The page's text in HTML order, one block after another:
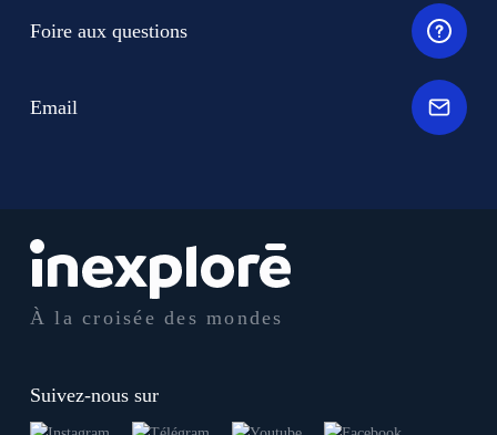
À la croisée des mondes
Suivez-nous sur
Foire aux questions
Email